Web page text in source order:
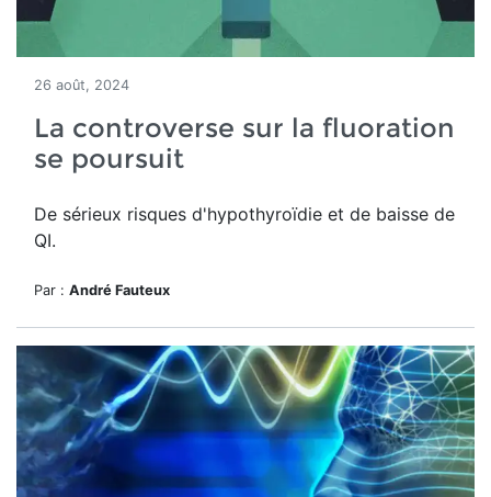
26 août, 2024
La controverse sur la fluoration
se poursuit
De sérieux risques d'hypothyroïdie et de baisse de
QI.
Par : André Fauteux